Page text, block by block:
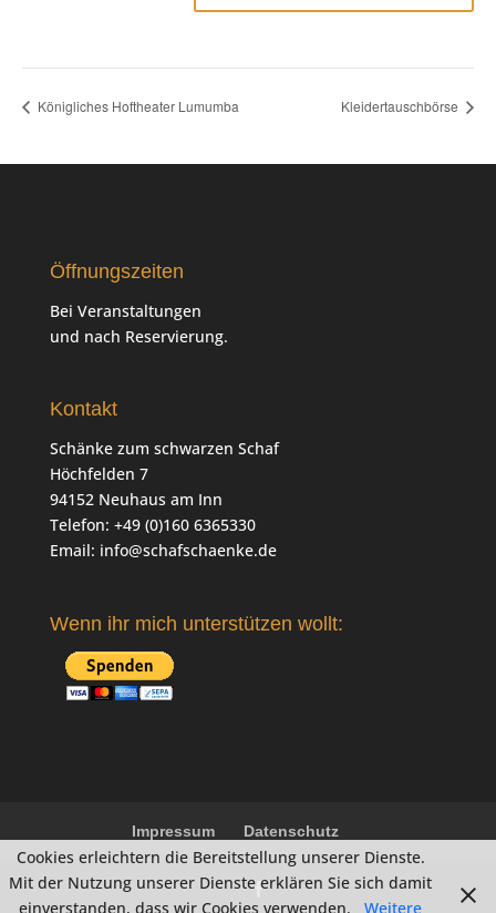
Königliches Hoftheater Lumumba Kleidertauschbörse
Öffnungszeiten
Bei Veranstaltungen
und nach Reservierung.
Kontakt
Schänke zum schwarzen Schaf
Höchfelden 7
94152 Neuhaus am Inn
Telefon: +49 (0)160 6365330
Email: info@schafschaenke.de
Wenn ihr mich unterstützen wollt:
Impressum Datenschutz
Cookies erleichtern die Bereitstellung unserer Dienste.
Mit der Nutzung unserer Dienste erklären Sie sich damit
einverstanden, dass wir Cookies verwenden.
Weitere